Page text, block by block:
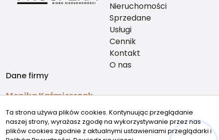
Nieruchomości
Sprzedane
Usługi
Cennik
Kontakt
O nas
Dane firmy
Monika Kaźmierczak
726747212
kontakt@prosperanieruchomosci.pl
Znajdziesz nas
Ta strona używa plików cookies. Kontynuując przeglądanie
naszej strony, wyrażasz zgodę na wykorzystywanie przez nas
plików cookies zgodnie z aktualnymi ustawieniami przeglądarki i